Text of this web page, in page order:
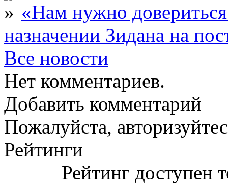
«Нам нужно
назначении Зидана на
Все новости
Нет комментариев.
Добавить комментарий
Пожалуйста,
Рейтинги
Рейтинг доступен